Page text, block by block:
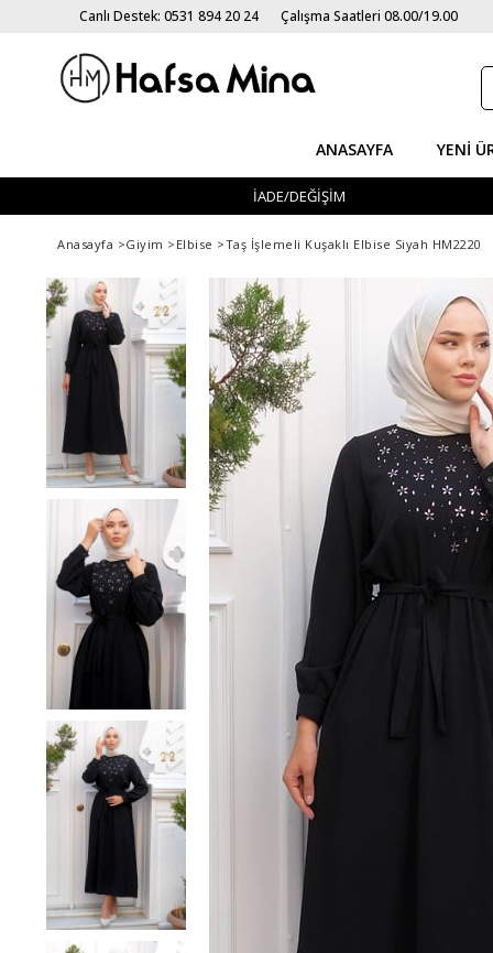
Canlı Destek: 0531 894 20 24 Çalışma Saatleri 08.00/19.00
ANASAYFA YENI
İADE/DEĞİŞİM
Anasayfa >Giyim > Elbise >Taş İşlemeli Kuşaklı Elbise Siyah HM2220